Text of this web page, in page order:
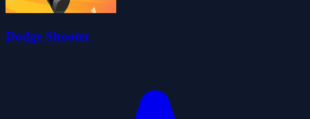
Dodge Shooter